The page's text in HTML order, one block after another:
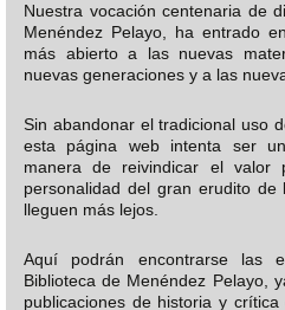
Nuestra vocación centenaria de
Menéndez Pelayo, ha entrado
más abierto a las nuevas
nuevas generaciones y a las
Sin abandonar el tradicional uso
esta página web intenta ser
manera de reivindicar el
personalidad del gran erudito
lleguen más lejos.
Aquí podrán encontrarse las
Biblioteca de Menéndez Pelayo,
publicaciones de historia y